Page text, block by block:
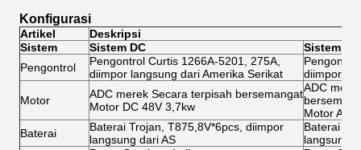
Konfigurasi
Artikel
Deskripsi
Sistem
Sistem DC
Sistem AC
Pengontrol
Pengontrol Curtis 1266A-5201, 275A,
diimpor langsung dari Amerika Serikat
diimpor
Motor
ADC merek Secara terpisah bersemangat
Motor DC 48V 3,7kw
ADC
Motor AC
Baterai
Baterai Trojan, T875,8V*6pcs, diimpor
langsung dari AS
Baterai
langsung